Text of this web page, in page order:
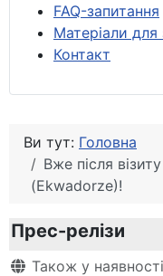
FAQ-запитання
Матеріали для
Контакт
Ви тут: Головна
Вже після
(Ekwadorze)!
Прес-релізи
Деталі
Також у